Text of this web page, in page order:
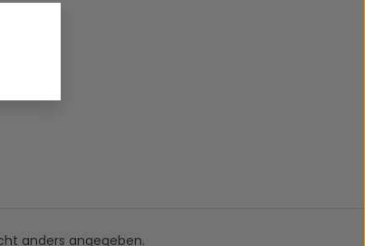
anders angegeben.